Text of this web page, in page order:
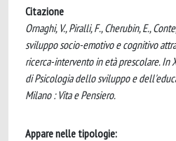
Citazione
Ornaghi, V., Piralli, F., Cherubin, E.,
sviluppo socio-emotivo e cognitivo
ricerca-intervento in età prescolare. In
di Psicologia dello sviluppo e
Milano : Vita e Pensiero.
Appare nelle tipologie: